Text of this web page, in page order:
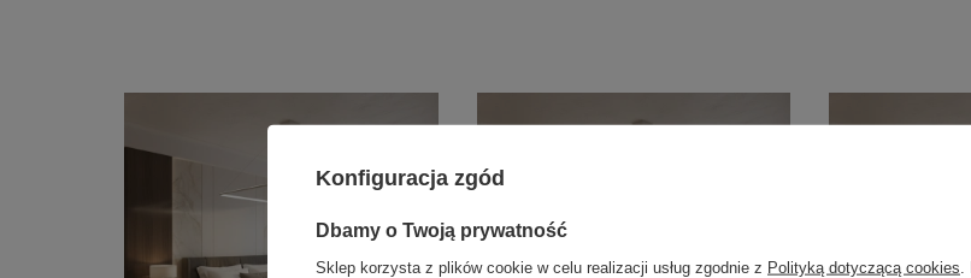
Konfiguracja zgód
Dbamy o Twoją prywatność
Sklep korzysta z plików cookie w celu realizacji usług zgodnie z Polityką dotyczącą cookies